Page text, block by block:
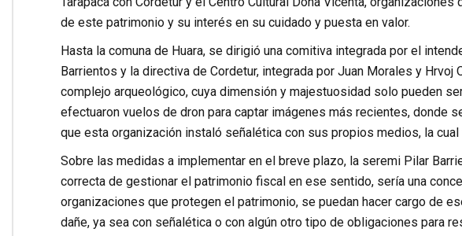
de este patrimonio y su interés en su cuidado y puesta en valor.
Hasta la comuna de Huara, se dirigió una comitiva integrada por el
Barrientos y la directiva de Cordetur, integrada por Juan Morales y
complejo arqueológico, cuya dimensión y majestuosidad solo pueden
efectuaron vuelos de dron para captar imágenes más recientes, donde
que esta organización instaló señalética con sus propios medios, la
Sobre las medidas a implementar en el breve plazo, la seremi Pilar
correcta de gestionar el patrimonio fiscal en ese sentido, sería una
organizaciones que protegen el patrimonio, se puedan hacer cargo de
dañe, ya sea con señalética o con algún otro tipo de obligaciones para